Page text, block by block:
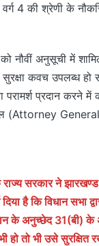
4 की श्रेणी के
को नौवीं अनुसूची में
कवच उपलब्ध हो
प्रदान करने में
(Attorney General)
सरकार ने झारखण्ड
है कि विधान सभा
के अनुच्छेद 31(बी)
तो भी उसे सुरक्षित